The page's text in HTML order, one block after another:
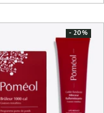
- 20%